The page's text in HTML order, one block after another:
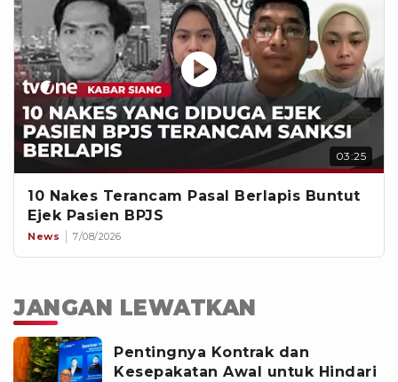
03:25
10 Nakes Terancam Pasal Berlapis Buntut
Ejek Pasien BPJS
News 7/08/2026
JANGAN LEWATKAN
Pentingnya Kontrak dan
Kesepakatan Awal untuk Hindari